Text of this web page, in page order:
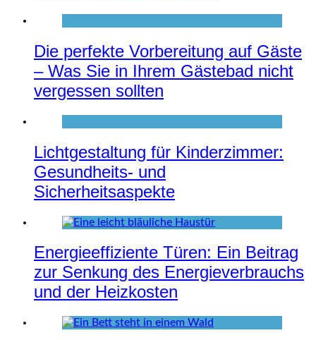
Die perfekte Vorbereitung auf Gäste
– Was Sie in Ihrem Gästebad nicht
vergessen sollten
Lichtgestaltung für Kinderzimmer:
Gesundheits- und
Sicherheitsaspekte
Energieeffiziente Türen: Ein Beitrag
zur Senkung des Energieverbrauchs
und der Heizkosten